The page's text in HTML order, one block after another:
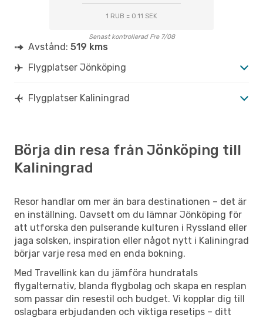
1 RUB = 0.11 SEK
Senast kontrollerad Fre 7/08
Avstånd: 519 kms
Flygplatser Jönköping
Flygplatser Kaliningrad
Börja din resa från Jönköping till
Kaliningrad
Resor handlar om mer än bara destinationen – det är
en inställning. Oavsett om du lämnar Jönköping för
att utforska den pulserande kulturen i Ryssland eller
jaga solsken, inspiration eller något nytt i Kaliningrad
börjar varje resa med en enda bokning.
Med Travellink kan du jämföra hundratals
flygalternativ, blanda flygbolag och skapa en resplan
som passar din resestil och budget. Vi kopplar dig till
oslagbara erbjudanden och viktiga resetips – ditt